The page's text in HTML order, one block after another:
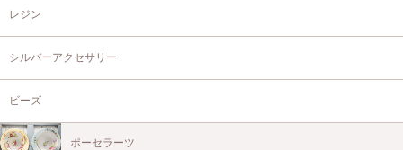
レジン
シルバーアクセサリー
ビーズ
ポーセラーツ